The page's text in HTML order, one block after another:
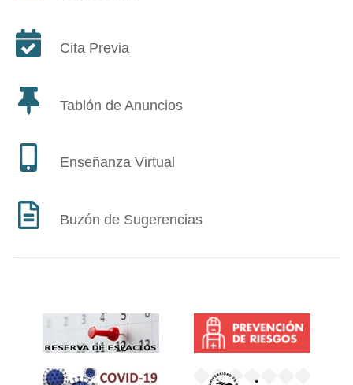
Cita Previa
Tablón de Anuncios
Enseñanza Virtual
Buzón de Sugerencias